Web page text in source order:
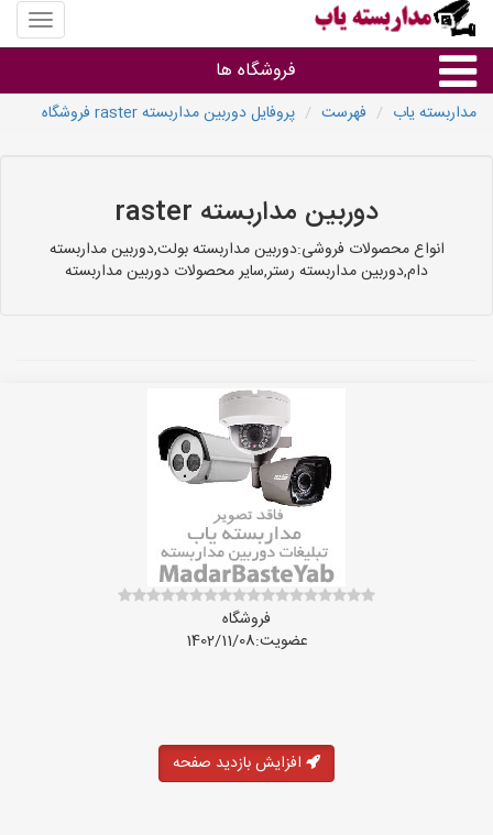
منوی
سایت
یاب
فروشگاه ها
براساس برند
فروشندگان دوربین مداربسته
مداربسته یاب فهرست پروفایل دوربین مداربسته raster فروشگاه
دوربین مداربسته raster
انواع محصولات فروشی:دوربین مداربسته بولت,دوربین مداربسته
دام,دوربین مداربسته رستر,سایر محصولات دوربین مداربسته
فروشگاه
عضویت:1402/11/08
افزایش بازدید صفحه